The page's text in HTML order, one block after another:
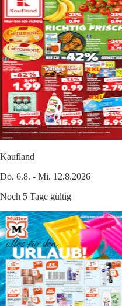
Kaufland
Do. 6.8. - Mi. 12.8.2026
Noch 5 Tage gültig